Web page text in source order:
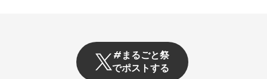
#まるごと祭
でポストする